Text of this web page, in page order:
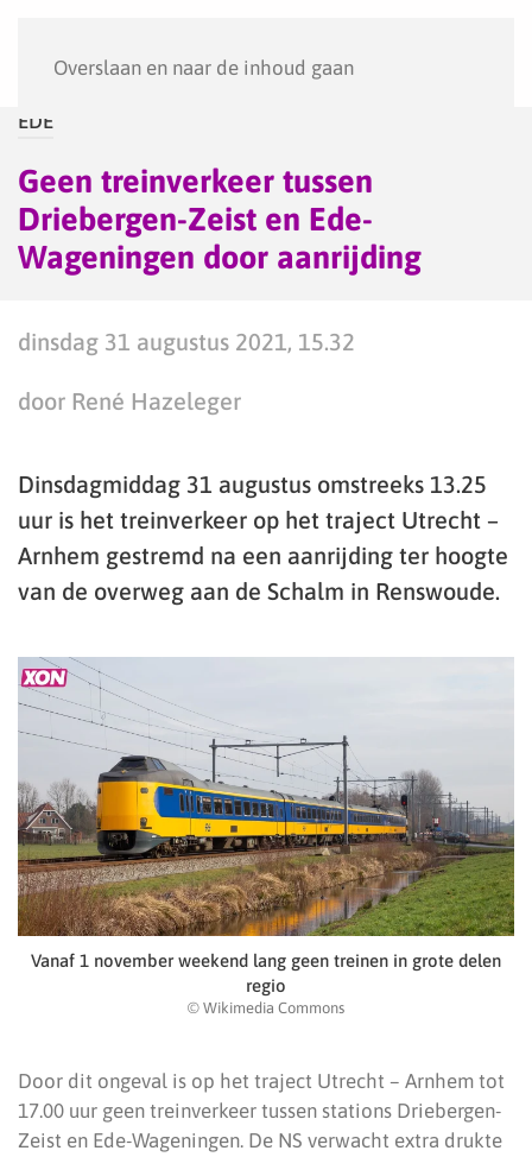
Overslaan en naar de inhoud gaan
EDE
Geen treinverkeer tussen
Driebergen-Zeist en Ede-
Wageningen door aanrijding
dinsdag 31 augustus 2021, 15.32
door René Hazeleger
Dinsdagmiddag 31 augustus omstreeks 13.25
uur is het treinverkeer op het traject Utrecht –
Arnhem gestremd na een aanrijding ter hoogte
van de overweg aan de Schalm in Renswoude.
Vanaf 1 november weekend lang geen treinen in grote delen
regio
© Wikimedia Commons
Door dit ongeval is op het traject Utrecht – Arnhem tot
17.00 uur geen treinverkeer tussen stations Driebergen-
Zeist en Ede-Wageningen. De NS verwacht extra drukte